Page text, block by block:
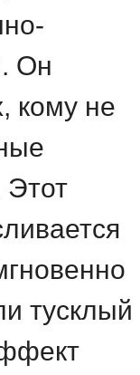
Он
кому не
Этот
тусклый